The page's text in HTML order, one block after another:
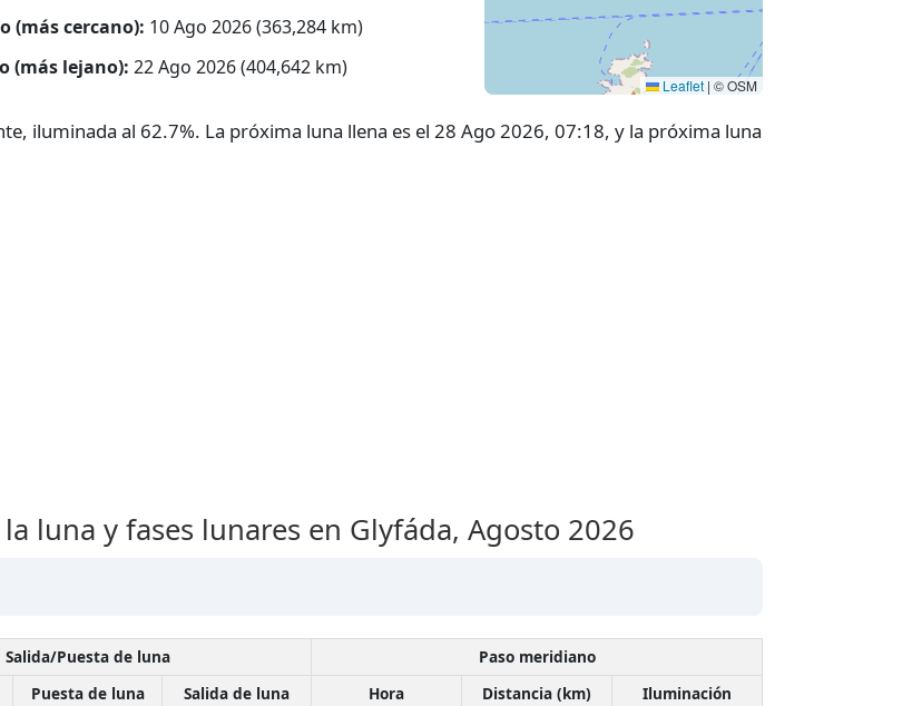
(más cercano): 10 Ago 2026 (363,284 km)
(más lejano): 22 Ago 2026 (404,642 km)
Leaflet | © OSM
iluminada al 62.7%. La próxima luna llena es el 28 Ago 2026, 07:18, y la próxima luna
luna y fases lunares en Glyfáda, Agosto 2026
Salida/Puesta de luna
Paso meridiano
Puesta de luna Salida de luna Hora Distancia (km)
Iluminación